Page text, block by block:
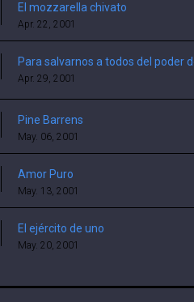
El mozzarella chivato
Apr. 22, 2001
Para salvarnos a todos del poder
Apr. 29, 2001
Pine Barrens
May. 06, 2001
Amor Puro
May. 13, 2001
El ejército de uno
May. 20, 2001